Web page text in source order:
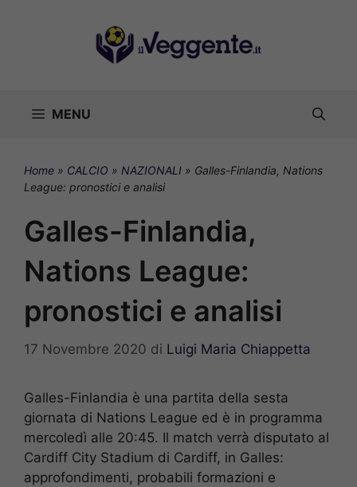
MENU
Home » CALCIO » NAZIONALI » Galles-Finlandia, Nations
League: pronostici e analisi
Galles-Finlandia,
Nations League:
pronostici e analisi
17 Novembre 2020 di Luigi Maria Chiappetta
Galles-Finlandia è una partita della sesta
giornata di Nations League ed è in programma
mercoledì alle 20:45. Il match verrà disputato al
Cardiff City Stadium di Cardiff, in Galles:
approfondimenti, probabili formazioni e